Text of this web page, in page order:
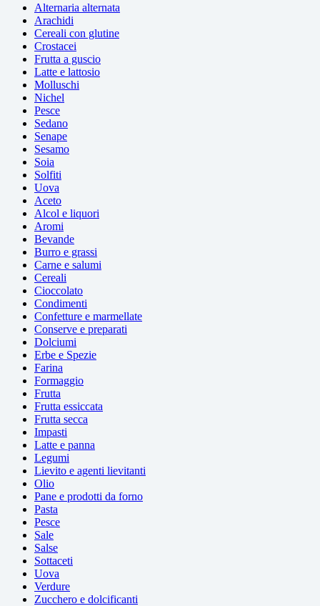
Alternaria alternata
Arachidi
Cereali con glutine
Crostacei
Frutta a guscio
Latte e lattosio
Molluschi
Nichel
Pesce
Sedano
Senape
Sesamo
Soia
Solfiti
Uova
Aceto
Alcol e liquori
Aromi
Bevande
Burro e grassi
Carne e salumi
Cereali
Cioccolato
Condimenti
Confetture e marmellate
Conserve e preparati
Dolciumi
Erbe e Spezie
Farina
Formaggio
Frutta
Frutta essiccata
Frutta secca
Impasti
Latte e panna
Legumi
Lievito e agenti lievitanti
Olio
Pane e prodotti da forno
Pasta
Pesce
Sale
Salse
Sottaceti
Uova
Verdure
Zucchero e dolcificanti